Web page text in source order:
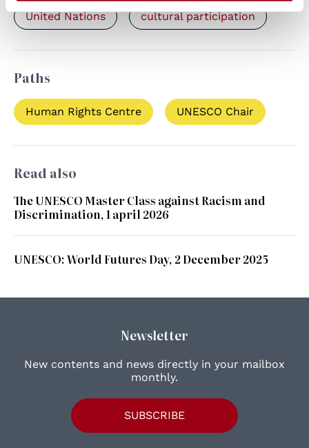
United Nations cultural participation
Paths
Human Rights Centre UNESCO Chair
Read also
The UNESCO Master Class against Racism and
Discrimination, 1 april 2026
UNESCO: World Futures Day, 2 December 2025
Newsletter
New contents and news directly in your mailbox
monthly.
SUBSCRIBE